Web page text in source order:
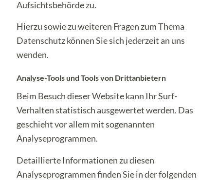
Aufsichtsbehörde zu.
Hierzu sowie zu weiteren Fragen zum Thema
Datenschutz können Sie sich jederzeit an uns
wenden.
Analyse-Tools und Tools von Dritt­anbietern
Beim Besuch dieser Website kann Ihr Surf-
Verhalten statistisch ausgewertet werden. Das
geschieht vor allem mit sogenannten
Analyseprogrammen.
Detaillierte Informationen zu diesen
Analyseprogrammen finden Sie in der folgenden